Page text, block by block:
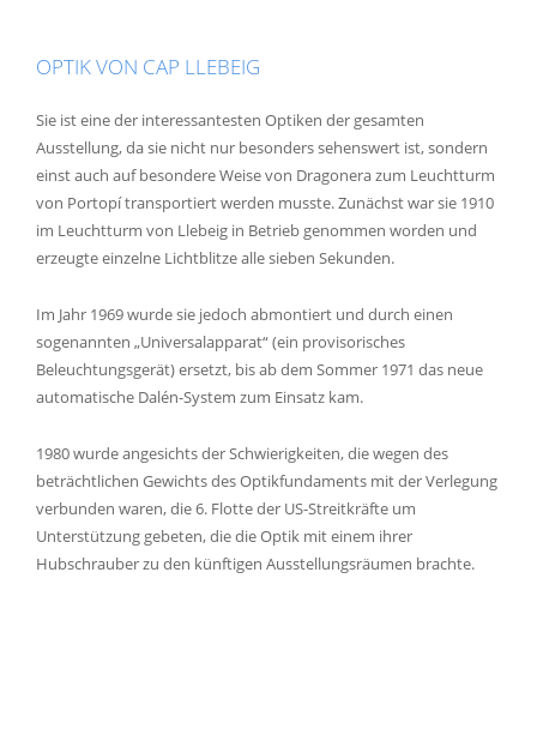
OPTIK VON CAP LLEBEIG
Sie ist eine der interessantesten Optiken der gesamten
Ausstellung, da sie nicht nur besonders sehenswert ist, sondern
einst auch auf besondere Weise von Dragonera zum Leuchtturm
von Portopí transportiert werden musste. Zunächst war sie 1910
im Leuchtturm von Llebeig in Betrieb genommen worden und
erzeugte einzelne Lichtblitze alle sieben Sekunden.
Im Jahr 1969 wurde sie jedoch abmontiert und durch einen
sogenannten „Universalapparat“ (ein provisorisches
Beleuchtungsgerät) ersetzt, bis ab dem Sommer 1971 das neue
automatische Dalén-System zum Einsatz kam.
1980 wurde angesichts der Schwierigkeiten, die wegen des
beträchtlichen Gewichts des Optikfundaments mit der Verlegung
verbunden waren, die 6. Flotte der US-Streitkräfte um
Unterstützung gebeten, die die Optik mit einem ihrer
Hubschrauber zu den künftigen Ausstellungsräumen brachte.